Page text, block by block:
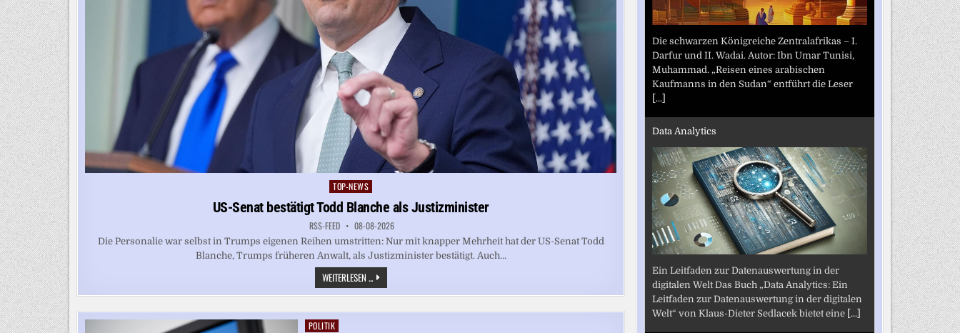
Posted
in
TOP-NEWS
US-Senat bestätigt Todd Blanche als Justizminister
RSS-FEED 08-08-2026
Die Personalie war selbst in Trumps eigenen Reihen umstritten: Nur mit knapper Mehrheit hat der US-Senat Todd
Blanche, Trumps früheren Anwalt, als Justizminister bestätigt. Auch...
WEITERLESEN ... US-
SENAT
BESTÄTIGT
BLANCHE
Posted
POLITIK
Die schwarzen Königreiche Zentralafrikas – I.
Darfur und II. Wadai. Autor: Ibn Umar Tunisi,
Muhammad. „Reisen eines arabischen
Kaufmanns in den Sudan“ entführt die Leser
[...]
Data Analytics
Ein Leitfaden zur Datenauswertung in der
digitalen Welt Das Buch „Data Analytics: Ein
Leitfaden zur Datenauswertung in der digitalen
Welt“ von Klaus-Dieter Sedlacek bietet eine [...]